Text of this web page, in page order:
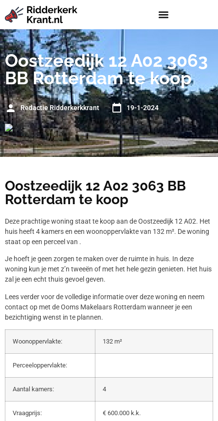
Oostzeedijk 12 A02 3063
BB Rotterdam te koop
Redactie Ridderkerkkrant 19-1-2024
Oostzeedijk 12 A02 3063 BB
Rotterdam te koop
Deze prachtige woning staat te koop aan de Oostzeedijk 12 A02. Het
huis heeft 4 kamers en een woonoppervlakte van 132 m². De woning
staat op een perceel van .
Je hoeft je geen zorgen te maken over de ruimte in huis. In deze
woning kun je met z’n tweeën of met het hele gezin genieten. Het huis
zal je een echt thuis gevoel geven.
Lees verder voor de volledige informatie over deze woning en neem
contact op met de Ooms Makelaars Rotterdam wanneer je een
bezichtiging wenst in te plannen.
Woonoppervlakte: 132 m²
Perceeloppervlakte:
Aantal kamers: 4
Vraagprijs: € 600.000 k.k.